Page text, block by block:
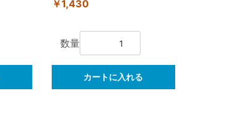
￥1,430
数量
カートに入れる